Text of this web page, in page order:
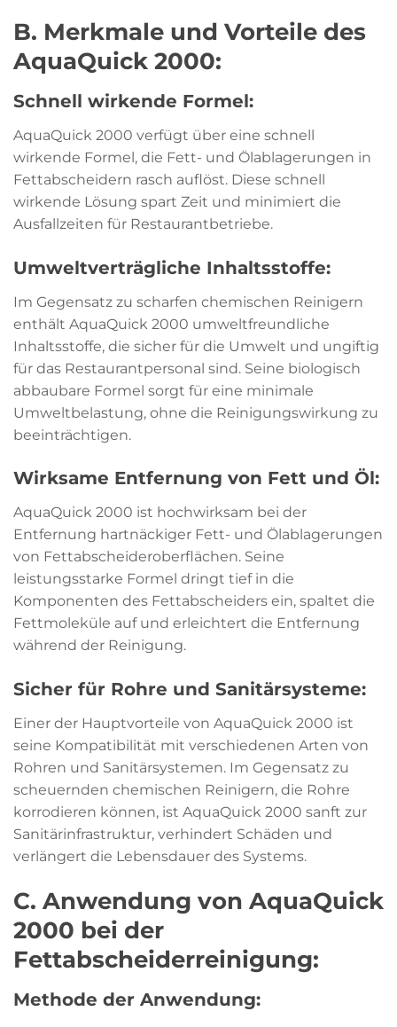
B. Merkmale und Vorteile des
AquaQuick 2000:
Schnell wirkende Formel:
AquaQuick 2000 verfügt über eine schnell
wirkende Formel, die Fett- und Ölablagerungen in
Fettabscheidern rasch auflöst. Diese schnell
wirkende Lösung spart Zeit und minimiert die
Ausfallzeiten für Restaurantbetriebe.
Umweltverträgliche Inhaltsstoffe:
Im Gegensatz zu scharfen chemischen Reinigern
enthält AquaQuick 2000 umweltfreundliche
Inhaltsstoffe, die sicher für die Umwelt und ungiftig
für das Restaurantpersonal sind. Seine biologisch
abbaubare Formel sorgt für eine minimale
Umweltbelastung, ohne die Reinigungswirkung zu
beeinträchtigen.
Wirksame Entfernung von Fett und Öl:
AquaQuick 2000 ist hochwirksam bei der
Entfernung hartnäckiger Fett- und Ölablagerungen
von Fettabscheideroberflächen. Seine
leistungsstarke Formel dringt tief in die
Komponenten des Fettabscheiders ein, spaltet die
Fettmoleküle auf und erleichtert die Entfernung
während der Reinigung.
Sicher für Rohre und Sanitärsysteme:
Einer der Hauptvorteile von AquaQuick 2000 ist
seine Kompatibilität mit verschiedenen Arten von
Rohren und Sanitärsystemen. Im Gegensatz zu
scheuernden chemischen Reinigern, die Rohre
korrodieren können, ist AquaQuick 2000 sanft zur
Sanitärinfrastruktur, verhindert Schäden und
verlängert die Lebensdauer des Systems.
C. Anwendung von AquaQuick
2000 bei der
Fettabscheiderreinigung:
Methode der Anwendung: